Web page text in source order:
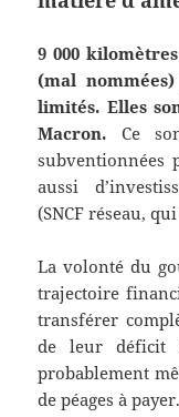
9 000
(mal
limités. Elles
Macron. Ce
subventionnées
aussi
(SNCF réseau,
La volonté du
trajectoire
transférer
de leur déficit
probablement
de péages à payer.